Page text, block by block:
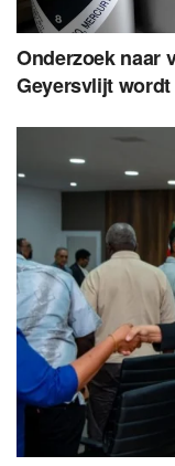
Onderzoek naar
Geyersvlijt